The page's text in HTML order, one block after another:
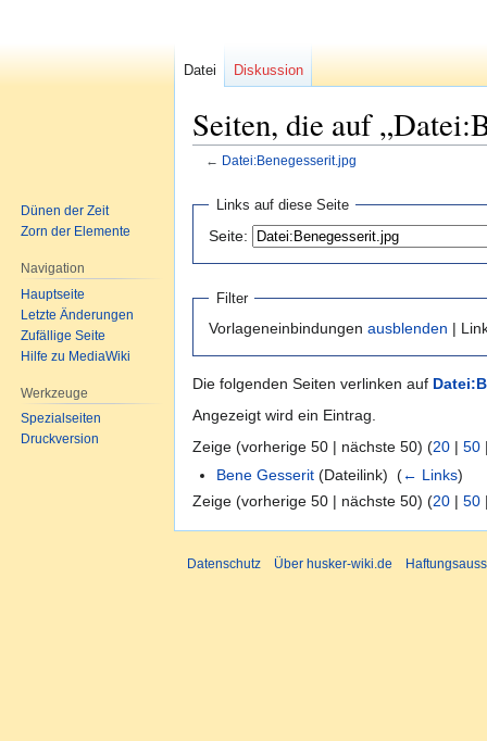
Seiten, die auf
← Datei:Benegesserit.jpg
Navigation
springen
springen
Links auf diese Seite
Seite:
Filter
Vorlageneinbindungen ausblenden |
Die folgenden Seiten verlinken auf
Angezeigt wird ein Eintrag.
Zeige (vorherige 50 | nächste 50) (20 | 50
Bene Gesserit (Dateilink) ‎(← Links)
Zeige (vorherige 50 | nächste 50) (20 | 50
Datei Diskussion
Dünen der Zeit
Zorn der Elemente
Navigation
Hauptseite
Letzte Änderungen
Zufällige Seite
Hilfe zu MediaWiki
Werkzeuge
Spezialseiten
Druckversion
Datenschutz Über husker-wiki.de